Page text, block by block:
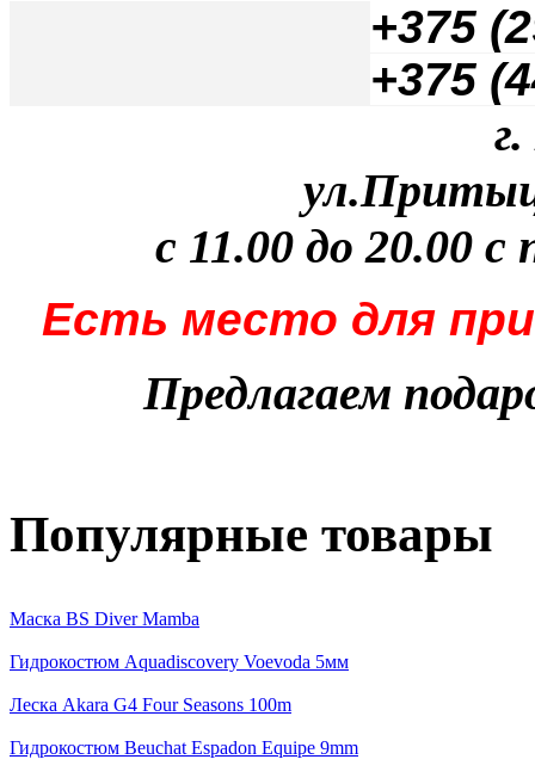
+375
+375
с 11.00 до 20.00 с
Есть место для
Предлагаем
Популярные товары
Маска BS Diver Mamba
Гидрокостюм Aquadiscovery Voevoda 5мм
Леска Akara G4 Four Seasons 100m
Гидрокостюм Beuchat Espadon Equipe 9mm